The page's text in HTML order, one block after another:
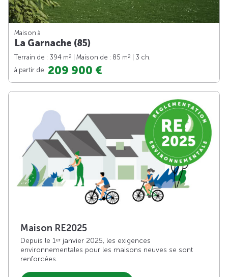
Maison à
La Garnache (85)
Terrain de : 394 m2 | Maison de : 85 m2
| 3 ch.
à partir de 209 900 €
Maison RE2025
Depuis le 1er janvier 2025, les exigences
environnementales pour les maisons neuves se sont
renforcées.